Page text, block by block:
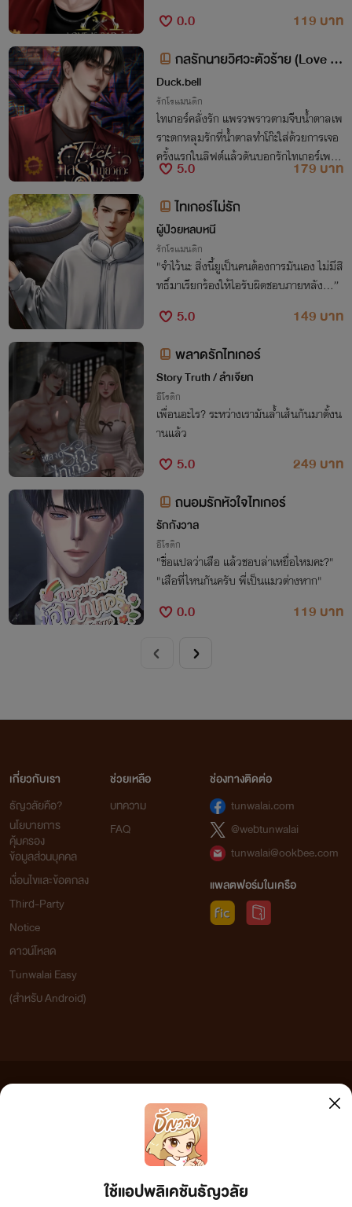
0.0
119 บาท
กลรักนายวิศวะตัวร้าย (Love tri
ck) (ไทเกอร์ x น้ำตาล)
Duck.bell
รักโรแมนติก
ไทเกอร์คลั่งรัก แพรวพราวตามจีบน้ำตาลเพ
ราะตกหลุมรักที่น้ำตาลทำโก๊ะใส่ด้วยการเจอ
ครั้งแรกในลิฟต์แล้วดันบอกรักไทเกอร์เพรา
ะตะลึงในความหล่อ "ขึ้นชั้นไหนครับ" "ฉันรั
5.0
179 บาท
ไทเกอร์ไม่รัก
ผู้ป่วยหลบหนี
รักโรแมนติก
"จำไว้นะ สิ่งนี้ยูเป็นคนต้องการมันเอง ไม่มีสิ
ทธิ์มาเรียกร้องให้ไอรับผิดชอบภายหลัง...”
5.0
149 บาท
พลาดรักไทเกอร์
Story Truth / ลำเจียก
อีโรติก
เพื่อนอะไร? ระหว่างเรามันล้ำเส้นกันมาตั้งน
านแล้ว
5.0
249 บาท
ถนอมรักหัวใจไทเกอร์
รักกังวาล
อีโรติก
"ชื่อแปลว่าเสือ แล้วชอบล่าเหยื่อไหมคะ?"
"เสือที่ไหนกันครับ พี่เป็นแมวต่างหาก"
0.0 119 บาท
ใช้แอปพลิเคชันธัญวลัย
เกี่ยวกับเรา
ธัญวลัยคือ?
นโยบายการ
คุ้มครอง
ข้อมูลส่วนบุคคล
เงื่อนไขและข้อตกลง
Third-Party
Notice
ดาวน์โหลด
Tunwalai Easy
(สำหรับ Android)
ช่วยเหลือ
บทความ
FAQ
ช่องทางติดต่อ
tunwalai.com
@webtunwalai
tunwalai@ookbee.com
แพลตฟอร์มในเครือ
เว็บไซต์แห่งนี้ไม่ได้เห็นด้วยและไม่ขอรับผิดชอบต่อข้อความใดๆ ทั้งสิ้น ดังนั้นผู้อ่านทุกท่านโปรดใช้
วิจารณญาณในการกลั่นกรองด้วยตนเอง และหากท่านพบข้อความใดๆ ที่ขัดต่อกฎหมายและศีลธรรม
กรุณาแจ้งมาที่ tunwalai@ookbee.com เพื่อทีมงานจะได้ดำเนินการในทันที ทั้งนี้ ทางเว็บไซต์ขอสงวน
ลิขสิทธิ์ตามพระราชบัญญัติลิขสิทธิ์ (ฉบับเพิ่มเติม) พ.ศ.2558